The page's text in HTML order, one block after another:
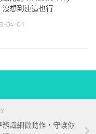
沒想到連這也行
04-01
識細微動作，守護你